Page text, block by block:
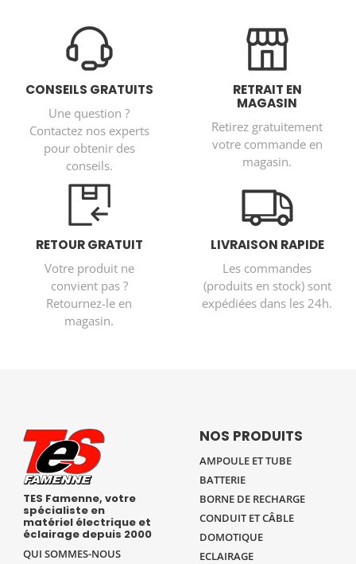
CONSEILS GRATUITS
Une question ?
Contactez nos experts
pour obtenir des
conseils.
RETRAIT EN
MAGASIN
Retirez gratuitement
votre commande en
magasin.
RETOUR GRATUIT
Votre produit ne
convient pas ?
Retournez-le en
magasin.
LIVRAISON RAPIDE
Les commandes
(produits en stock) sont
expédiées dans les 24h.
TES Famenne, votre
spécialiste en
matériel électrique et
éclairage depuis 2000
QUI SOMMES-NOUS
NOS PRODUITS
AMPOULE ET TUBE
BATTERIE
BORNE DE RECHARGE
CONDUIT ET CÂBLE
DOMOTIQUE
ECLAIRAGE